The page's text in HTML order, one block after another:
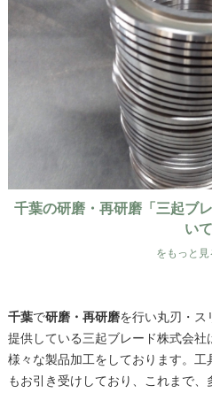
千葉の研磨・再研磨「三起ブ
いて
をもっと
千葉で研磨・再研磨を行い丸刃・ス
提供している三起ブレード株式会
様々な製品加工をしております。
もお引き受けしており、これまで